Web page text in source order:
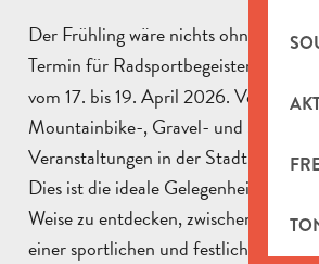
Der Frühling wäre nichts ohne den
Termin für Radsportbegeisterte,
vom 17. bis 19. April 2026.
Mountainbike-, Gravel- und
Veranstaltungen in der Stadt,
Dies ist die ideale Gelegenheit, das
Weise zu entdecken, zwischen
einer sportlichen und festlichen